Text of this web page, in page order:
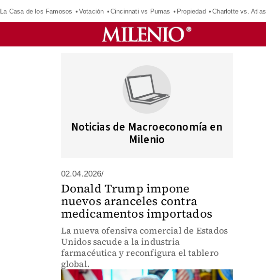
La Casa de los Famosos Votación Cincinnati vs Pumas Propiedad Charlotte vs. Atlas
Noticias de Macroeconomía en
Milenio
02.04.2026/
Donald Trump impone
nuevos aranceles contra
medicamentos importados
La nueva ofensiva comercial de Estados
Unidos sacude a la industria
farmacéutica y reconfigura el tablero
global.